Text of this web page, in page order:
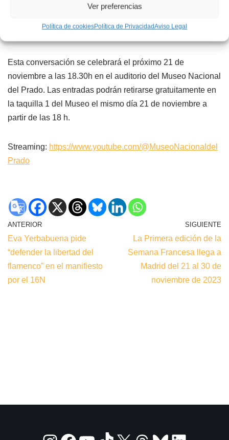
Ver preferencias
Política de cookiesPolítica de PrivacidadAviso Legal
quien conversará sobre su propia obra, compromisos
Esta conversación se celebrará el próximo 21 de
noviembre a las 18.30h en el auditorio del Museo Nacional
del Prado. Las entradas podrán retirarse gratuitamente en
la taquilla 1 del Museo el mismo día 21 de noviembre a
partir de las 18 h.
Streaming: https://www.youtube.com/@MuseoNacionaldel
Prado
ANTERIOR
Eva Yerbabuena pide
“defender la libertad del
flamenco” en el manifiesto
por el 16N
SIGUIENTE
La Primera edición de la
Semana Francesa llega a
Madrid del 21 al 30 de
noviembre de 2023